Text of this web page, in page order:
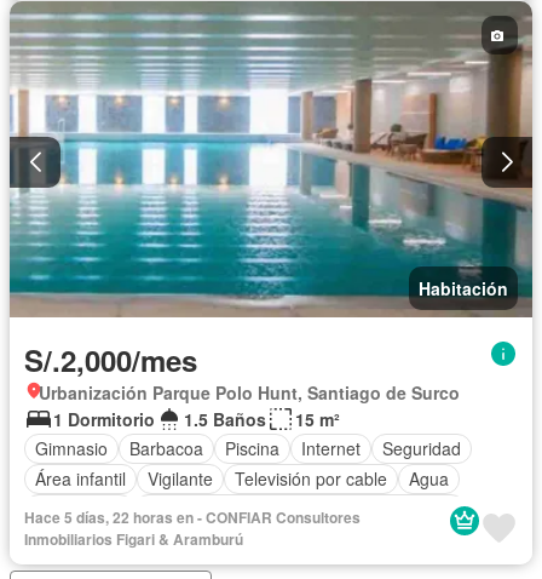
Habitación
S/.2,000/mes
Urbanización Parque Polo Hunt, Santiago de Surco
1 Dormitorio
1.5 Baños
15 m²
Gimnasio
Barbacoa Piscina Internet
Seguridad
Área infantil
Vigilante Televisión por cable
Agua
Electricidad
Acceso para personas con discapacidad
Cancha de tenis
Balcón
Ascensor
Gas natural
Wifi Completamente amoblado
Hace 5 días, 22 horas en - CONFIAR Consultores
Inmobiliarios Figari & Aramburú